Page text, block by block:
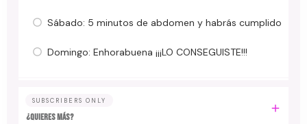
Sábado: 5 minutos de abdomen y habrás cumplido
Domingo: Enhorabuena ¡¡¡LO CONSEGUISTE!!!
SUBSCRIBERS ONLY
¿Quieres más?